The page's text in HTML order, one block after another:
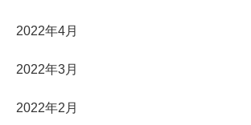
2022年4月
2022年3月
2022年2月